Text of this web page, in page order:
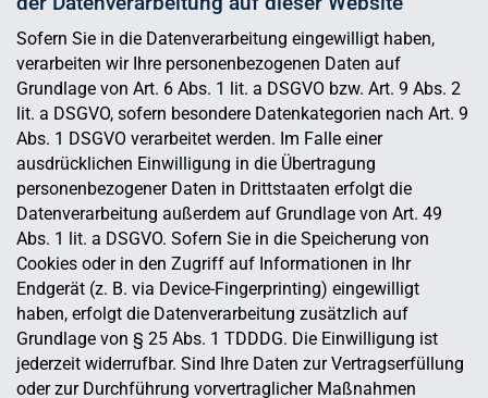
Sofern Sie in die Datenverarbeitung eingewilligt haben,
verarbeiten wir Ihre personenbezogenen Daten auf
Grundlage von Art. 6 Abs. 1 lit. a DSGVO bzw. Art. 9 Abs. 2
lit. a DSGVO, sofern besondere Datenkategorien nach Art. 9
Abs. 1 DSGVO verarbeitet werden. Im Falle einer
ausdrücklichen Einwilligung in die Übertragung
personenbezogener Daten in Drittstaaten erfolgt die
Datenverarbeitung außerdem auf Grundlage von Art. 49
Abs. 1 lit. a DSGVO. Sofern Sie in die Speicherung von
Cookies oder in den Zugriff auf Informationen in Ihr
Endgerät (z. B. via Device-Fingerprinting) eingewilligt
haben, erfolgt die Datenverarbeitung zusätzlich auf
Grundlage von § 25 Abs. 1 TDDDG. Die Einwilligung ist
jederzeit widerrufbar. Sind Ihre Daten zur Vertragserfüllung
oder zur Durchführung vorvertraglicher Maßnahmen